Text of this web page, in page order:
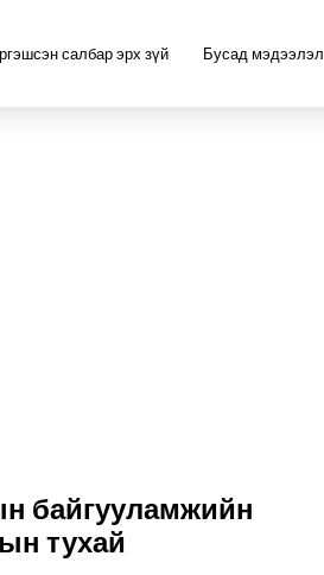
салбар эрх зүй Бусад мэдээлэл
байгууламжийн
тухай